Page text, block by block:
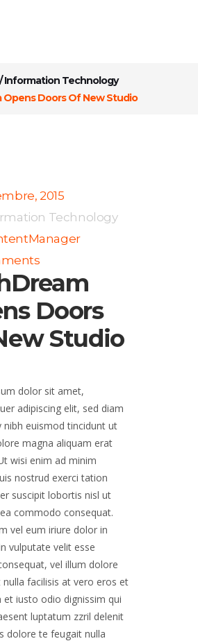
Information Technology
Opens Doors Of New Studio
2015
Technology
Doors
Studio
dolor sit amet,
adipiscing elit, sed diam
nibh euismod tincidunt ut
magna aliquam erat
wisi enim ad minim
nostrud exerci tation
suscipit lobortis nisl ut
commodo consequat.
vel eum iriure dolor in
vulputate velit esse
vel illum dolore
nulla facilisis at vero eros et
et iusto odio dignissim qui
luptatum zzril delenit
dolore te feugait nulla